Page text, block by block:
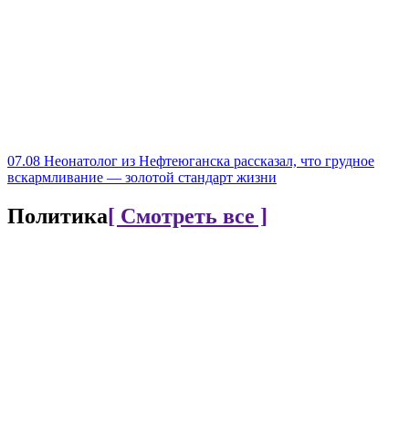
07.08 Неонатолог из Нефтеюганска рассказал, что грудное
вскармливание — золотой стандарт жизни
Политика[ Смотреть все ]